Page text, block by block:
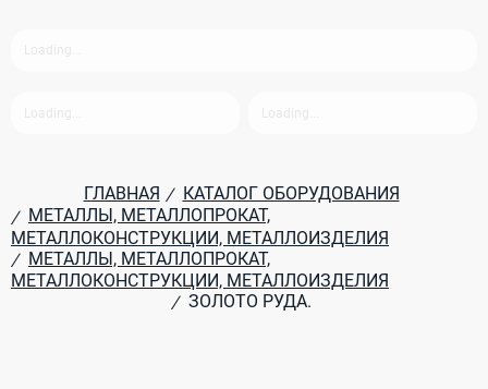
ГЛАВНАЯ / КАТАЛОГ ОБОРУДОВАНИЯ
/ МЕТАЛЛЫ, МЕТАЛЛОПРОКАТ,
МЕТАЛЛОКОНСТРУКЦИИ, МЕТАЛЛОИЗДЕЛИЯ
/ МЕТАЛЛЫ, МЕТАЛЛОПРОКАТ,
МЕТАЛЛОКОНСТРУКЦИИ, МЕТАЛЛОИЗДЕЛИЯ
/ ЗОЛОТО РУДА.